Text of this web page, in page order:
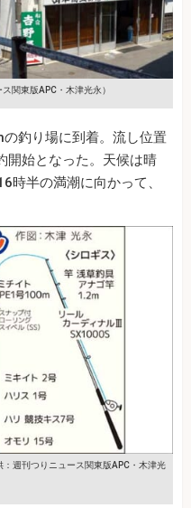
関東版APC・木津光永）
釣り場に到着。流し位置
開始となった。天候は晴
時半の満潮に向かって、
：週刊つりニュース関東版APC・木津光